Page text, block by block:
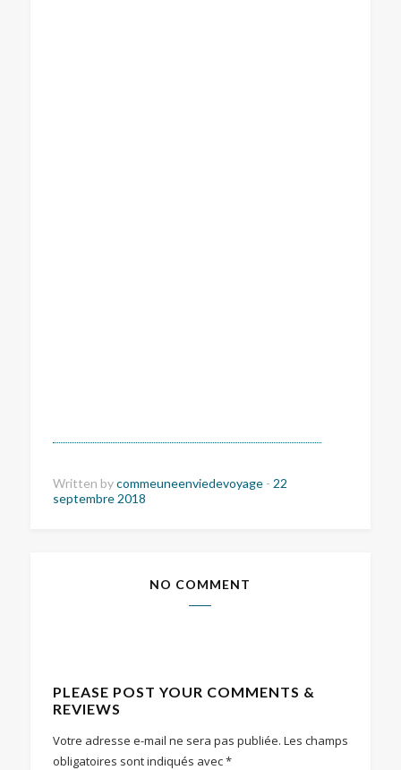
Written bycommeuneenviedevoyage - 22
septembre 2018
NO COMMENT
PLEASE POST YOUR COMMENTS &
REVIEWS
Votre adresse e-mail ne sera pas publiée. Les champs
obligatoires sont indiqués avec*